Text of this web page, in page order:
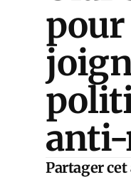
pour
anti-
Partager